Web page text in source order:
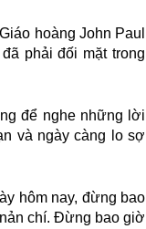
hoàng John Paul
phải đối mặt trong
để nghe những lời
và ngày càng lo sợ
hôm nay, đừng bao
chí. Đừng bao giờ